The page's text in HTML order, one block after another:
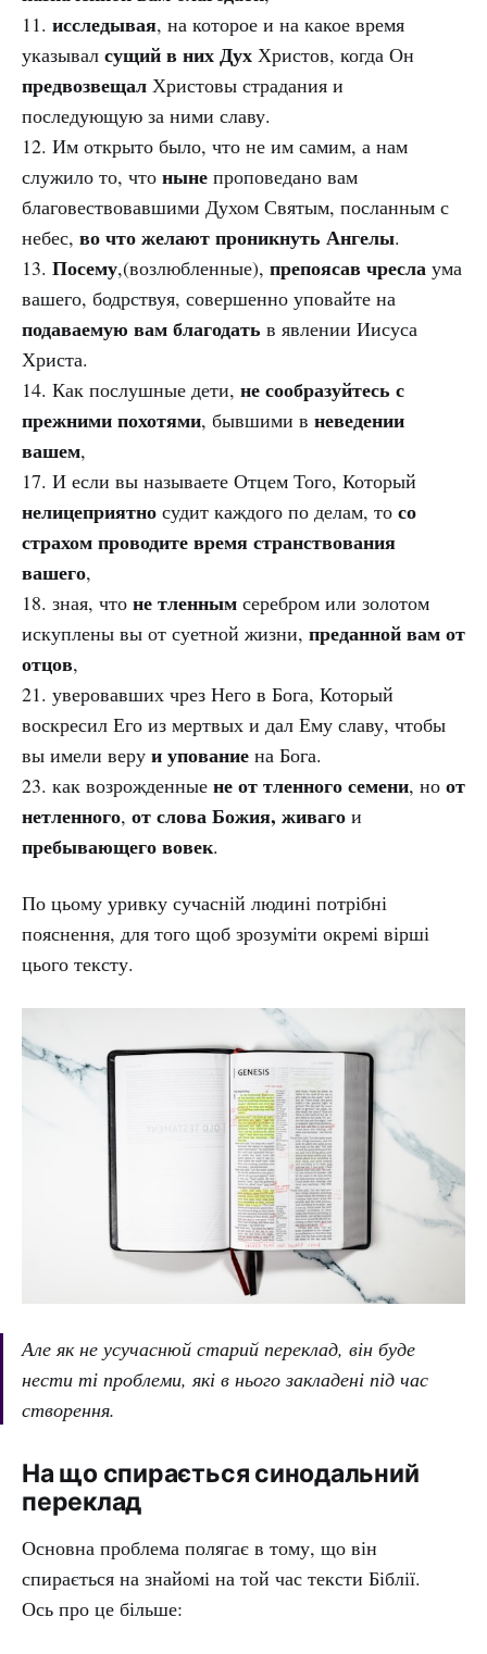
11. исследывая, на которое и на какое время
указывал сущий в них Дух Христов, когда Он
предвозвещал Христовы страдания и
последующую за ними славу.
12. Им открыто было, что не им самим, а нам
служило то, что ныне проповедано вам
благовествовавшими Духом Святым, посланным с
небес, во что желают проникнуть Ангелы.
13. Посему,(возлюбленные), препоясав чресла ума
вашего, бодрствуя, совершенно уповайте на
подаваемую вам благодать в явлении Иисуса
Христа.
14. Как послушные дети, не сообразуйтесь с
прежними похотями, бывшими в неведении
вашем,
17. И если вы называете Отцем Того, Который
нелицеприятно судит каждого по делам, то со
страхом проводите время странствования
вашего,
18. зная, что не тленным серебром или золотом
искуплены вы от суетной жизни, преданной вам от
отцов,
21. уверовавших чрез Него в Бога, Который
воскресил Его из мертвых и дал Ему славу, чтобы
вы имели веру и упование на Бога.
23. как возрожденные не от тленного семени, но от
нетленного, от слова Божия, живаго и
пребывающего вовек.
По цьому уривку сучасній людині потрібні
пояснення, для того щоб зрозуміти окремі вірші
цього тексту.
Але як не усучаснюй старий переклад, він буде
нести ті проблеми, які в нього закладені під час
створення.
На що спирається синодальний
переклад
Основна проблема полягає в тому, що він
спирається на знайомі на той час тексти Біблії.
Ось про це більше: